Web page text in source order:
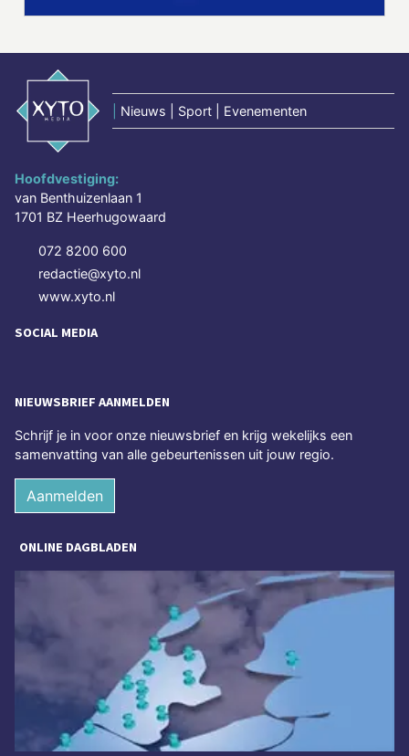
Nieuws | Sport | Evenementen
Hoofdvestiging:
van Benthuizenlaan 1
1701 BZ Heerhugowaard
072 8200 600
redactie@xyto.nl
www.xyto.nl
SOCIAL MEDIA
NIEUWSBRIEF AANMELDEN
Schrijf je in voor onze nieuwsbrief en krijg wekelijks een
samenvatting van alle gebeurtenissen uit jouw regio.
Aanmelden
ONLINE DAGBLADEN